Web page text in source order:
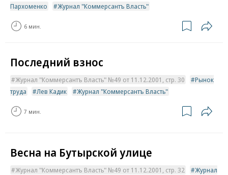
Пархоменко
Журнал "Коммерсантъ Власть"
6 мин.
Последний взнос
Журнал "Коммерсантъ Власть" №49 от 11.12.2001, стр. 30
Рынок
труда
Лев Кадик Журнал "Коммерсантъ Власть"
7 мин.
Весна на Бутырской улице
Журнал "Коммерсантъ Власть" №49 от 11.12.2001, стр. 32 Журнал